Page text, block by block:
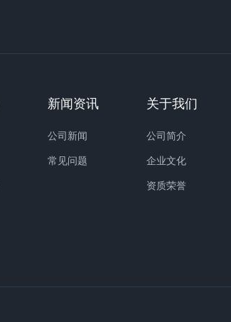
新闻资讯
公司新闻
常见问题
关于我们
公司简介
企业文化
资质荣誉